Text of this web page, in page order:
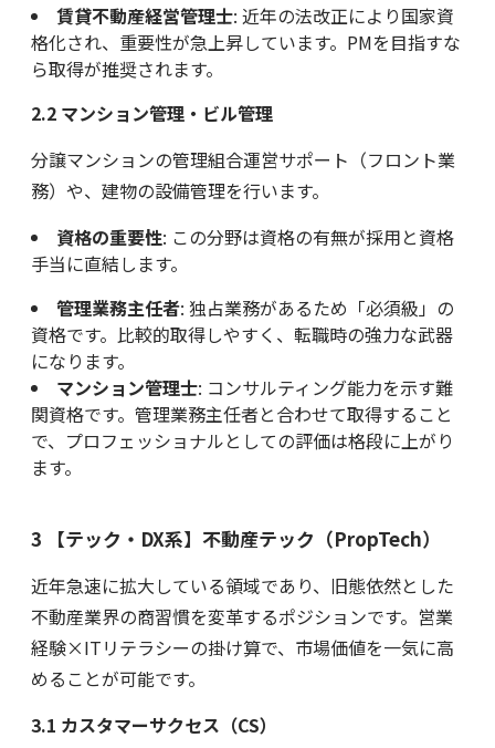
賃貸不動産経営管理士: 近年の法改正により国家資
格化され、重要性が急上昇しています。PMを目指すな
ら取得が推奨されます。
2.2 マンション管理・ビル管理
分譲マンションの管理組合運営サポート（フロント業
務）や、建物の設備管理を行います。
資格の重要性: この分野は資格の有無が採用と資格
手当に直結します。
管理業務主任者: 独占業務があるため「必須級」の
資格です。比較的取得しやすく、転職時の強力な武器
になります。
マンション管理士: コンサルティング能力を示す難
関資格です。管理業務主任者と合わせて取得すること
で、プロフェッショナルとしての評価は格段に上がり
ます。
3 【テック・DX系】不動産テック（PropTech）
近年急速に拡大している領域であり、旧態依然とした
不動産業界の商習慣を変革するポジションです。営業
経験×ITリテラシーの掛け算で、市場価値を一気に高
めることが可能です。
3.1 カスタマーサクセス（CS）